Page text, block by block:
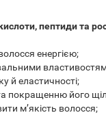
пептиди та
енергією;
й еластичності;
покращенню його
м’якість волосся;